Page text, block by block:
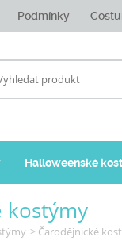
Podmínky
Halloweenské
kostýmy
> Čarodějnické